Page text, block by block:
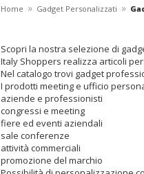
Home » Gadget Personalizzati »
Scopri la nostra selezione di
Italy Shoppers realizza articoli
Nel catalogo trovi gadget
I prodotti meeting e ufficio
aziende e professionisti
congressi e meeting
fiere ed eventi aziendali
sale conferenze
attività commerciali
promozione del marchio